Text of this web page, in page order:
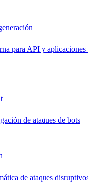
para API y
de ataques de bots
de ataques